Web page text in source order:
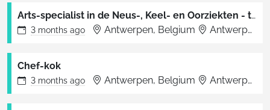
Arts-specialist in de Neus-, Keel- en Oorziekten - tijdelijke opdracht
3 months ago Antwerpen, Belgium Antwerpen
Chef-kok
3 months ago Antwerpen, Belgium Antwerpen